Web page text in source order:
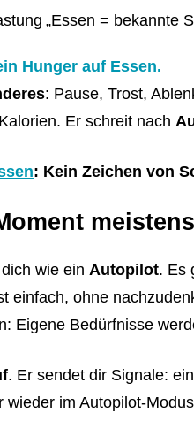
„Essen = bekannte
Hunger auf Essen.
: Pause, Trost,
Er schreit nach
: Kein Zeichen von
wie ein Autopilot. Es
einfach, ohne
Eigene Bedürfnisse
. Er sendet dir Signale:
im Autopilot-